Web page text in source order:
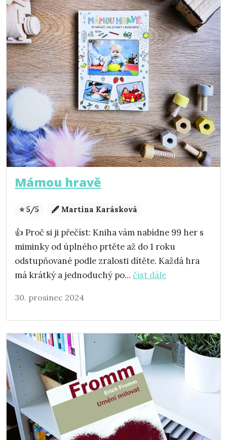
Mámou hravě
⭐ 5/5 🖋️ Martina Karásková
👍 Proč si ji přečíst: Kniha vám nabídne 99 her s
miminky od úplného prtěte až do 1 roku
odstupňované podle zralosti dítěte. Každá hra
má krátký a jednoduchý po... číst dále
30. prosinec 2024